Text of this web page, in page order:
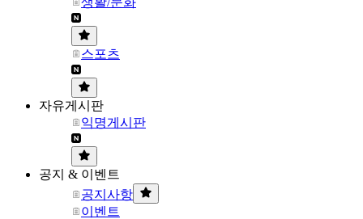
스포츠
자유게시판
익명게시판
공지 & 이벤트
공지사항
이벤트